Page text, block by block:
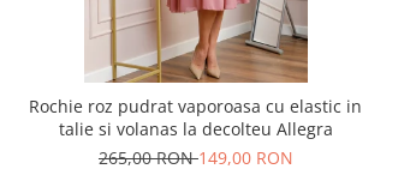
Rochie roz pudrat vaporoasa cu elastic in
talie si volanas la decolteu Allegra
265,00 RON149,00 RON